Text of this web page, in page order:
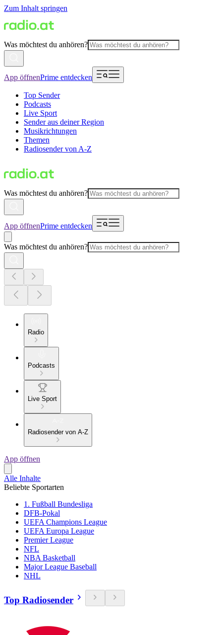
Zum Inhalt springen
Was möchtest du anhören?
App öffnenPrime entdecken
Top Sender
Podcasts
Live Sport
Sender aus deiner Region
Musikrichtungen
Themen
Radiosender von A-Z
Was möchtest du anhören?
App öffnenPrime entdecken
Was möchtest du anhören?
Radio
Podcasts
Live Sport
Radiosender von A-Z
App öffnen
Alle Inhalte
Beliebte Sportarten
1. Fußball Bundesliga
DFB-Pokal
UEFA Champions League
UEFA Europa League
Premier League
NFL
NBA Basketball
Major League Baseball
NHL
Top Radiosender